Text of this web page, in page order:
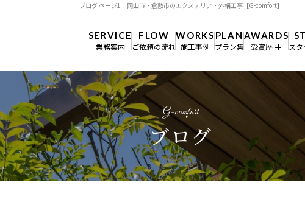
ブログ ページ1｜岡山市・倉敷市のエクステリア・外構工事【G-comfort】
SERVICE
業務案内
FLOW
ご依頼の流れ
WORKS
施工事例
PLAN
プラン集
AWARDS
受賞歴
～2019年）
～2024年）
年～）
ス
ブログ
会社概要
ブログ